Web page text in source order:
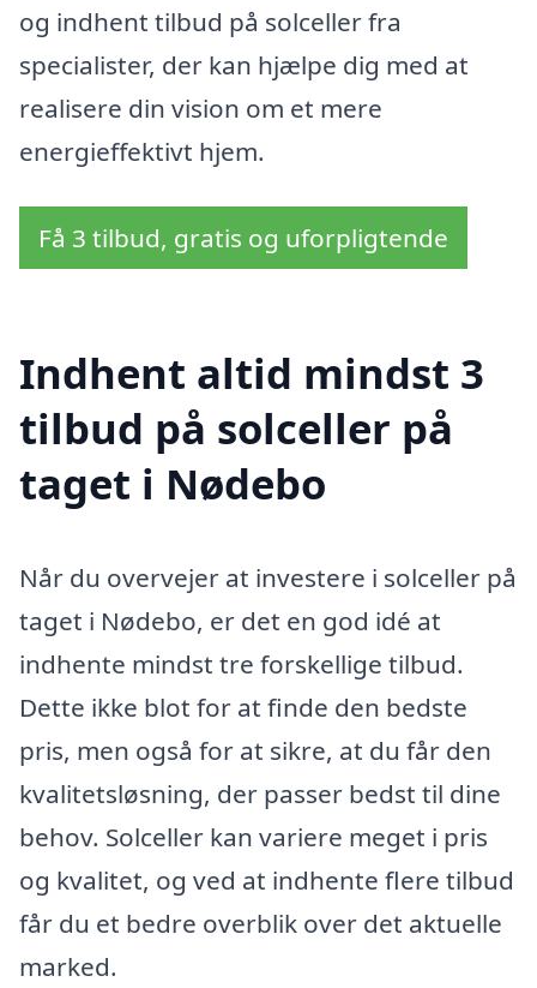
og indhent tilbud på solceller fra
specialister, der kan hjælpe dig med at
realisere din vision om et mere
energieffektivt hjem.
Få 3 tilbud, gratis og uforpligtende
Indhent altid mindst 3
tilbud på solceller på
taget i Nødebo
Når du overvejer at investere i solceller på
taget i Nødebo, er det en god idé at
indhente mindst tre forskellige tilbud.
Dette ikke blot for at finde den bedste
pris, men også for at sikre, at du får den
kvalitetsløsning, der passer bedst til dine
behov. Solceller kan variere meget i pris
og kvalitet, og ved at indhente flere tilbud
får du et bedre overblik over det aktuelle
marked.